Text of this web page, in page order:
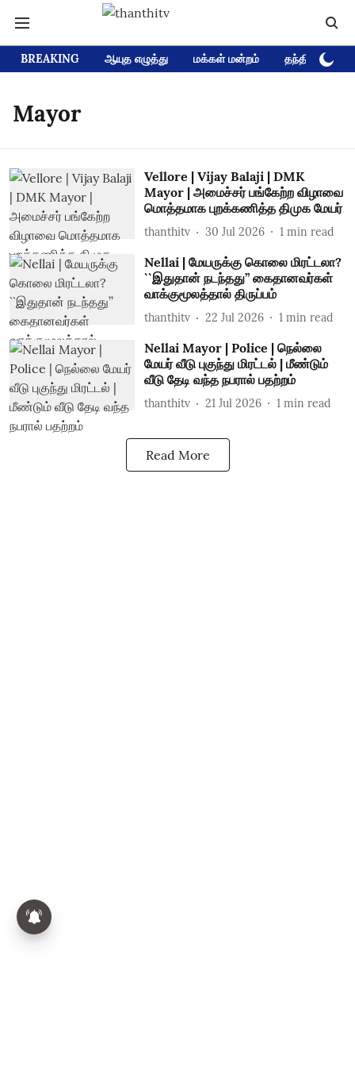
BREAKING ஆயுத எழுத்து மக்கள் மன்றம் தந்தி டிவி
Mayor
Vellore | Vijay Balaji | DMK
Mayor | அமைச்சர் பங்கேற்ற விழாவை
மொத்தமாக புறக்கணித்த திமுக மேயர்
thanthitv 30 Jul 2026 1 min read
Nellai | மேயருக்கு கொலை மிரட்டலா?
``இதுதான் நடந்தது’’ கைதானவர்கள்
வாக்குமூலத்தால் திருப்பம்
thanthitv 22 Jul 2026 1 min read
Nellai Mayor | Police | நெல்லை
மேயர் வீடு புகுந்து மிரட்டல் | மீண்டும்
வீடு தேடி வந்த நபரால் பதற்றம்
thanthitv 21 Jul 2026 1 min read
Read More